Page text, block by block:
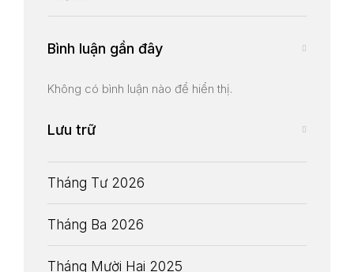
Bình luận gần đây
Không có bình luận nào để hiển thị.
Lưu trữ
Tháng Tư 2026
Tháng Ba 2026
Tháng Mười Hai 2025